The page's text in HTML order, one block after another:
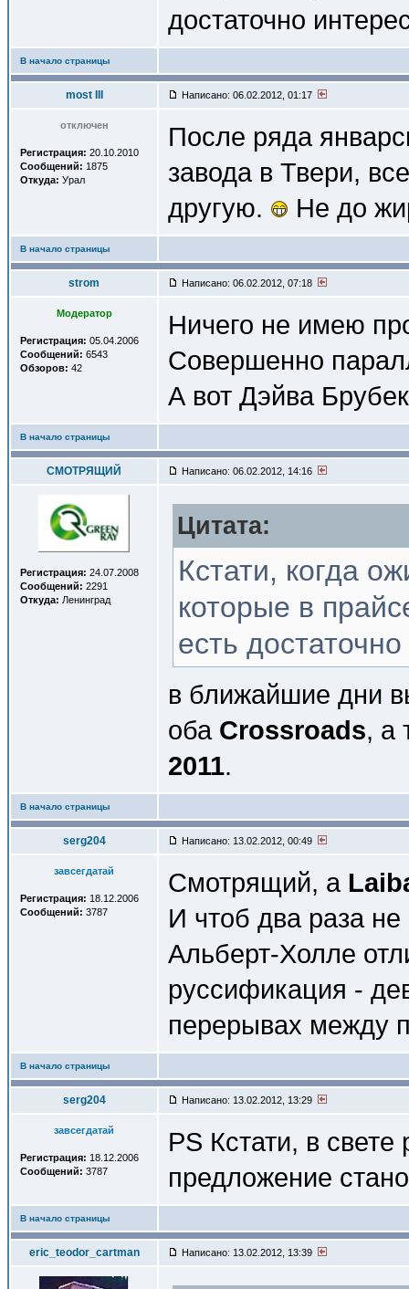
достаточно
В начало страницы
most III Написано: 06.02.2012, 01:17
отключен
Регистрация: 20.10.2010
Сообщений: 1875
Откуда: Урал
После ряда
завода в Твери,
другую.
Не до
В начало страницы
strom Написано: 06.02.2012, 07:18
Модератор
Регистрация: 05.04.2006
Сообщений: 6543
Обзоров: 42
Ничего не имею
Совершенно
А вот Дэйва
В начало страницы
СМОТРЯЩИЙ Написано: 06.02.2012, 14:16
Регистрация: 24.07.2008
Сообщений: 2291
Откуда: Ленинград
Цитата:
Кстати, когда
которые в
есть
в ближайшие дни
оба Crossroads, а
2011.
В начало страницы
serg204 Написано: 13.02.2012, 00:49
завсегдатай
Регистрация: 18.12.2006
Сообщений: 3787
Смотрящий, а
И чтоб два раза не
Альберт-Холле
руссификация -
перерывах между
В начало страницы
serg204 Написано: 13.02.2012, 13:29
завсегдатай
Регистрация: 18.12.2006
Сообщений: 3787
PS Кстати, в свете
предложение
В начало страницы
eric_teodor_cartman Написано: 13.02.2012, 13:39